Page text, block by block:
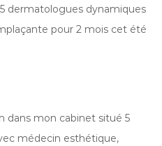
dermatologues dynamiques
pour 2 mois cet été
dans mon cabinet situé 5
médecin esthétique,